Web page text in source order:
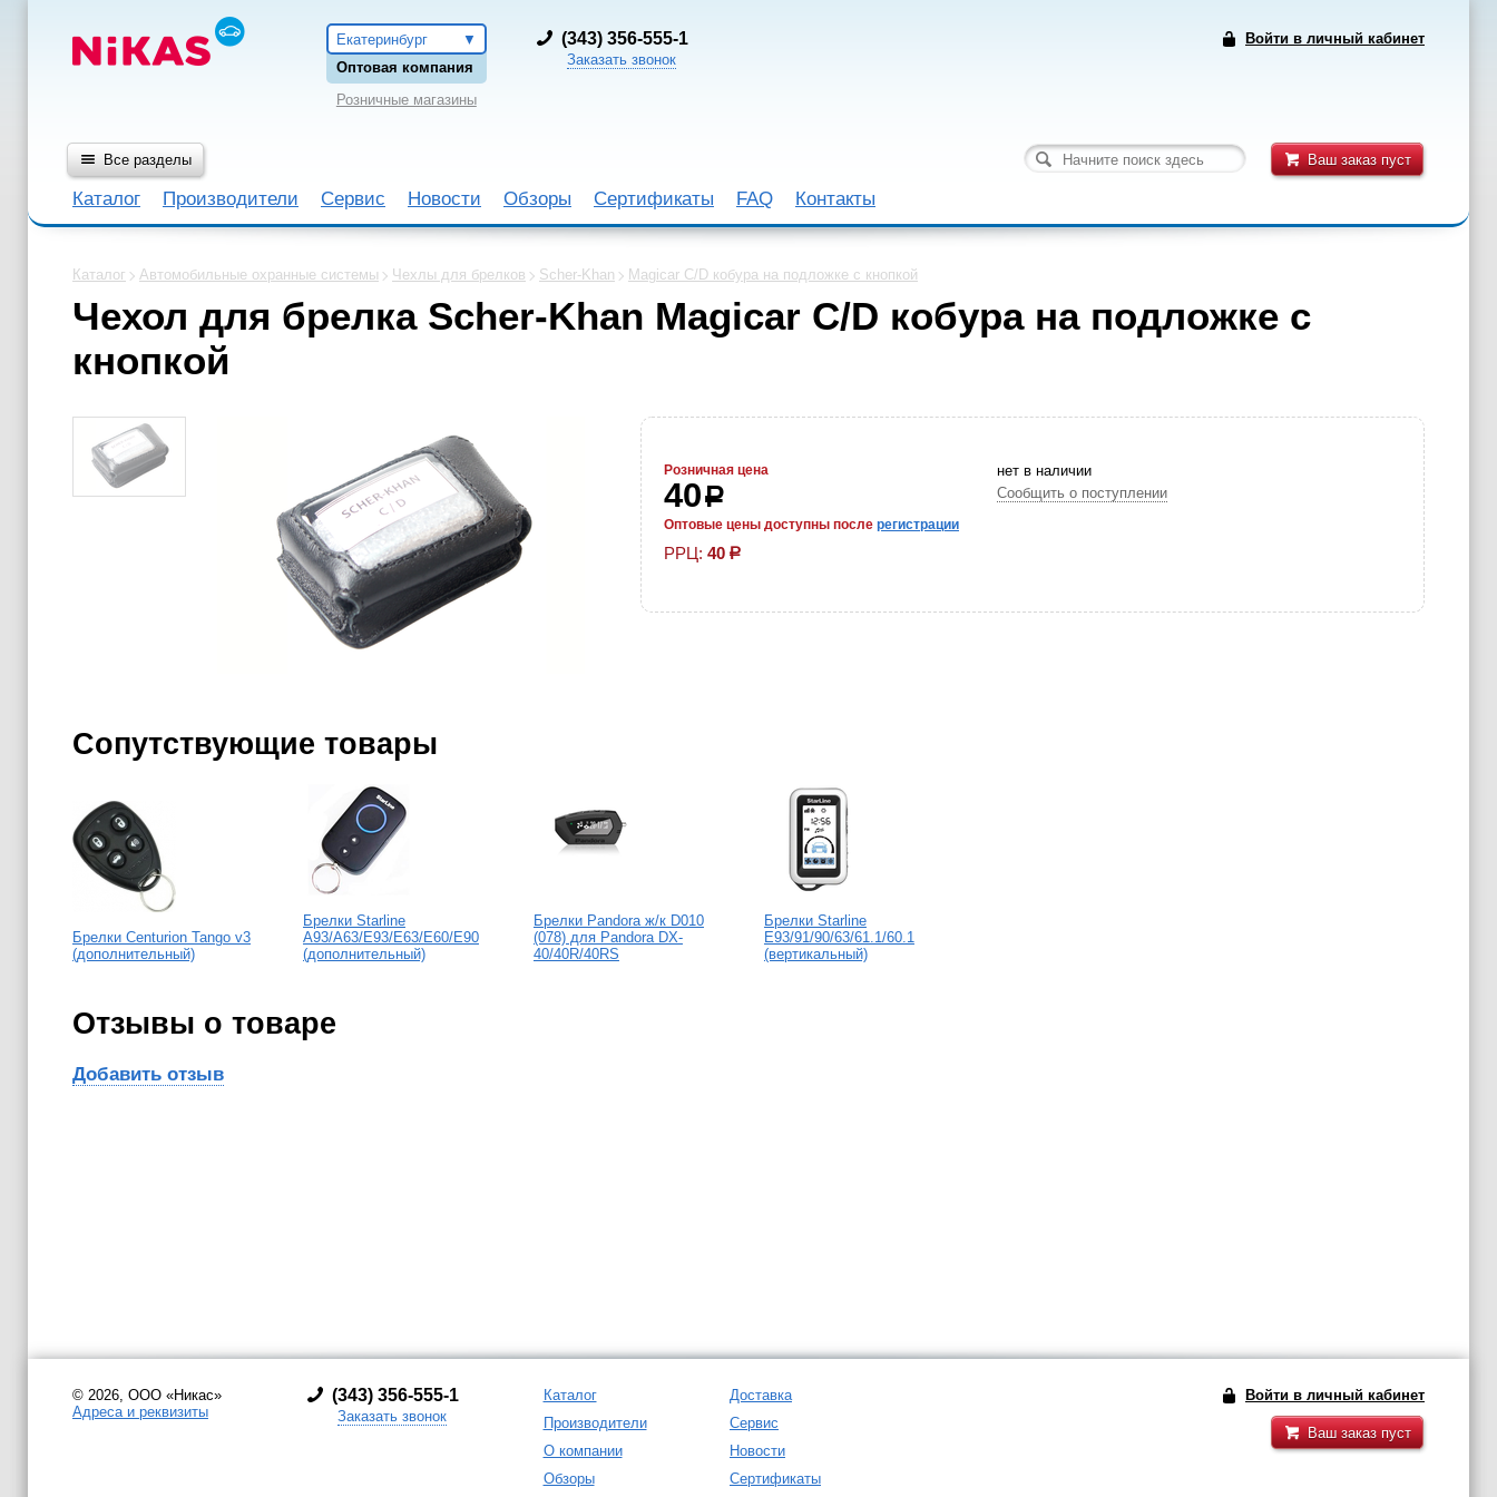
Войти в личный кабинет
Екатеринбург
Оптовая компания
Розничные магазины
(343) 356-555-1
Заказать звонок
Ваш заказ пуст
Все разделы
Каталог Производители Сервис Новости Обзоры Сертификаты FAQ Контакты
Каталог Автомобильные охранные системы Чехлы для брелков Scher-Khan Magicar C/D кобура на подложке с кнопкой
Чехол для брелка Scher-Khan Magicar C/D кобура на подложке с
кнопкой
Розничная цена
40р
Оптовые цены доступны после регистрации
РРЦ: 40 р
нет в наличии
Сообщить о поступлении
Сопутствующие товары
Брелки Centurion Tango v3
(дополнительный)
Брелки Starline
A93/A63/E93/E63/E60/E90
(дополнительный)
Брелки Pandora ж/к D010
(078) для Pandora DX-
40/40R/40RS
Брелки Starline
E93/91/90/63/61.1/60.1
(вертикальный)
Отзывы о товаре
Добавить отзыв
Войти в личный кабинет
Ваш заказ пуст
© 2026, ООО «Никас»
Адреса и реквизиты
(343) 356-555-1
Заказать звонок
Каталог
Доставка
Производители
Сервис
О компании
Новости
Обзоры
Сертификаты